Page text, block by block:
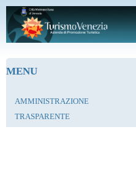
Salta al contenuto principale
MENU
AMMINISTRAZIONE
TRASPARENTE